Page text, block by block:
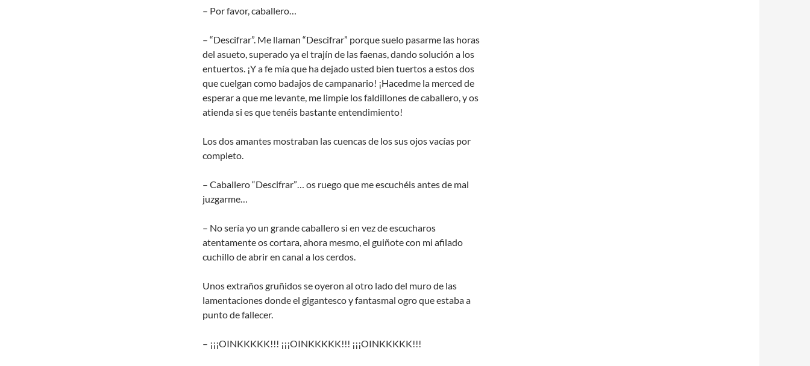
– Por favor, caballero…
– “Descifrar”. Me llaman “Descifrar” porque suelo pasarme las horas
del asueto, superado ya el trajín de las faenas, dando solución a los
entuertos. ¡Y a fe mía que ha dejado usted bien tuertos a estos dos
que cuelgan como badajos de campanario! ¡Hacedme la merced de
esperar a que me levante, me limpie los faldillones de caballero, y os
atienda si es que tenéis bastante entendimiento!
Los dos amantes mostraban las cuencas de los sus ojos vacías por
completo.
– Caballero “Descifrar”… os ruego que me escuchéis antes de mal
juzgarme…
– No sería yo un grande caballero si en vez de escucharos
atentamente os cortara, ahora mesmo, el guiñote con mi afilado
cuchillo de abrir en canal a los cerdos.
Unos extraños gruñidos se oyeron al otro lado del muro de las
lamentaciones donde el gigantesco y fantasmal ogro que estaba a
punto de fallecer.
– ¡¡¡OINKKKKK!!! ¡¡¡OINKKKKK!!! ¡¡¡OINKKKKK!!!